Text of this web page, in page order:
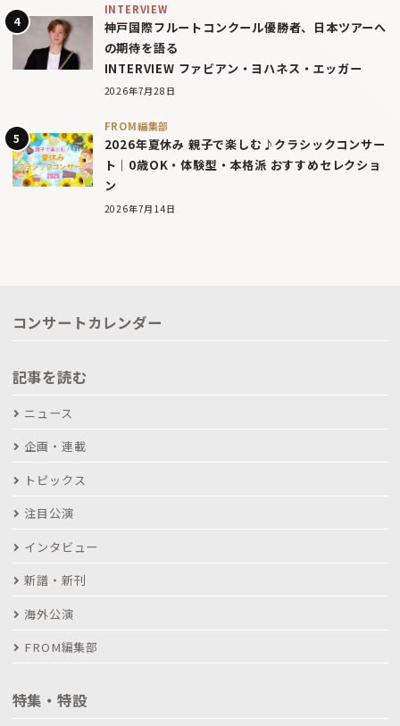
INTERVIEW
神戸国際フルートコンクール優勝者、日本ツアーへ
の期待を語る
INTERVIEW ファビアン・ヨハネス・エッガー
2026年7月28日
FROM編集部
2026年夏休み 親子で楽しむ♪クラシックコンサー
ト｜0歳OK・体験型・本格派 おすすめセレクショ
ン
2026年7月14日
コンサートカレンダー
記事を読む
ニュース
企画・連載
トピックス
注目公演
インタビュー
新譜・新刊
海外公演
FROM編集部
特集・特設